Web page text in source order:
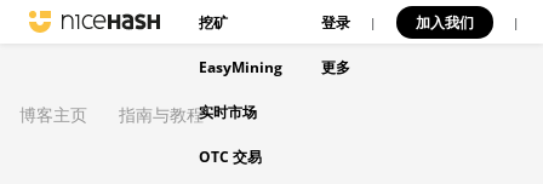
挖矿
EasyMining
实时市场
OTC 交易
登录 | 加入我们 |
更多
博客主页 指南与教程